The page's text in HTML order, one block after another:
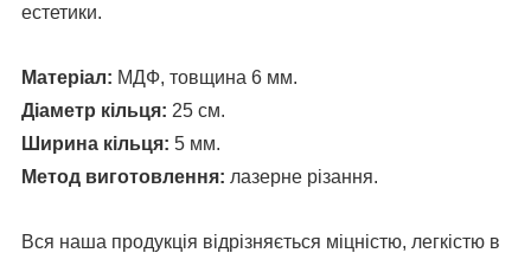
естетики.
Матеріал: МДФ, товщина 6 мм.
Діаметр кільця: 25 см.
Ширина кільця: 5 мм.
Метод виготовлення: лазерне різання.
Вся наша продукція відрізняється міцністю, легкістю в